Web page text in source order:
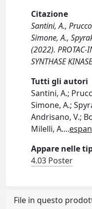
Citazione
Santini, A.,
Simone, A.,
(2022). PROTAC-
SYNTHASE
Tutti gli autori
Santini, A.;
Simone, A.;
Andrisano, V.;
Milelli, A....
Appare nelle
4.03 Poster
File in questo